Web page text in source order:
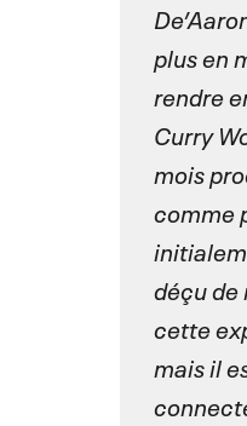
plus en
rendre
Curry
mois
comme
déçu de
cette
mais il